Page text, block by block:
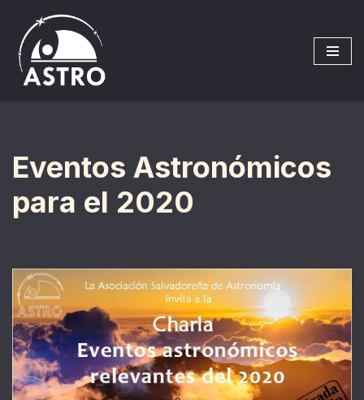
Saltar
al
contenido
Eventos Astronómicos
para el 2020